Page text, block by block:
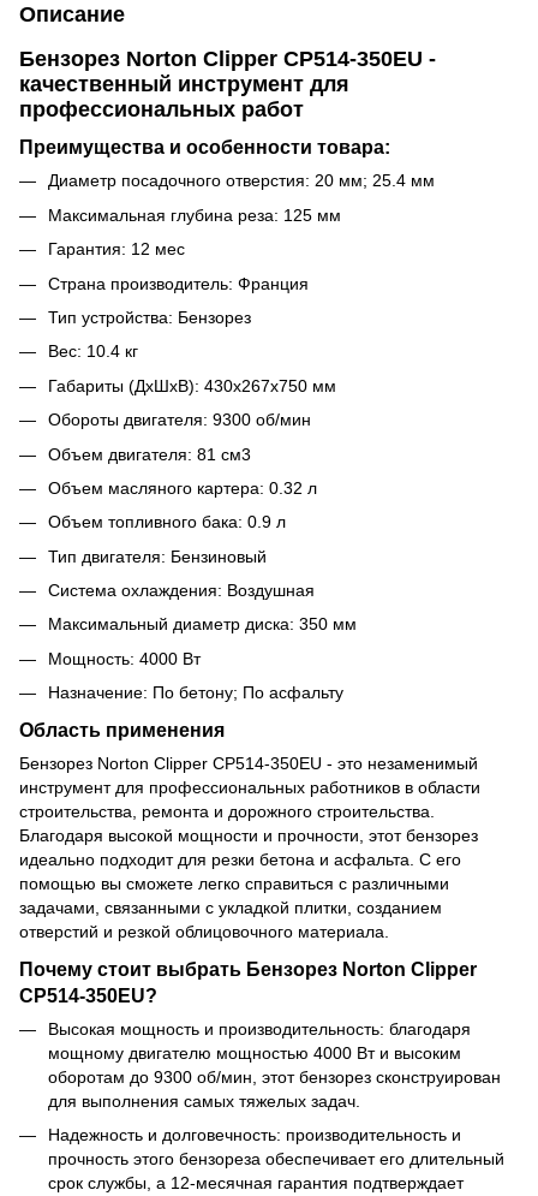
Описание
Бензорез Norton Clipper CP514-350EU -
качественный инструмент для
профессиональных работ
Преимущества и особенности товара:
Диаметр посадочного отверстия: 20 мм; 25.4 мм
Максимальная глубина реза: 125 мм
Гарантия: 12 мес
Страна производитель: Франция
Тип устройства: Бензорез
Вес: 10.4 кг
Габариты (ДхШхВ): 430х267х750 мм
Обороты двигателя: 9300 об/мин
Объем двигателя: 81 см3
Объем масляного картера: 0.32 л
Объем топливного бака: 0.9 л
Тип двигателя: Бензиновый
Система охлаждения: Воздушная
Максимальный диаметр диска: 350 мм
Мощность: 4000 Вт
Назначение: По бетону; По асфальту
Область применения
Бензорез Norton Clipper CP514-350EU - это незаменимый
инструмент для профессиональных работников в области
строительства, ремонта и дорожного строительства.
Благодаря высокой мощности и прочности, этот бензорез
идеально подходит для резки бетона и асфальта. С его
помощью вы сможете легко справиться с различными
задачами, связанными с укладкой плитки, созданием
отверстий и резкой облицовочного материала.
Почему стоит выбрать Бензорез Norton Clipper
CP514-350EU?
Высокая мощность и производительность: благодаря
мощному двигателю мощностью 4000 Вт и высоким
оборотам до 9300 об/мин, этот бензорез сконструирован
для выполнения самых тяжелых задач.
Надежность и долговечность: производительность и
прочность этого бензореза обеспечивает его длительный
срок службы, а 12-месячная гарантия подтверждает